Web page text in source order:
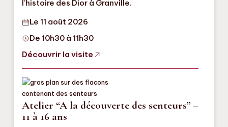
l’histoire des Dior à Granville.
Le 11 août 2026
De 10h30 à 11h30
Découvrir la visite
Atelier “A la découverte des senteurs” –
11 à 16 ans